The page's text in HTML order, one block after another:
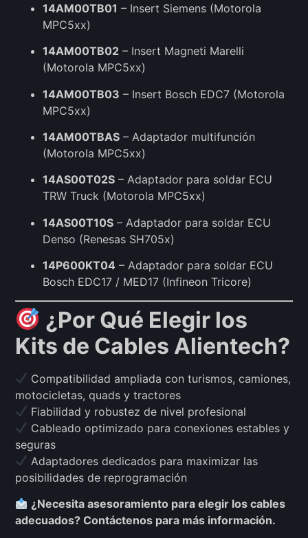
14AM00TB01 – Insert Siemens (Motorola
MPC5xx)
14AM00TB02 – Insert Magneti Marelli
(Motorola MPC5xx)
14AM00TB03 – Insert Bosch EDC7 (Motorola
MPC5xx)
14AM00TBAS – Adaptador multifunción
(Motorola MPC5xx)
14AS00T02S – Adaptador para soldar ECU
TRW Truck (Motorola MPC5xx)
14AS00T10S – Adaptador para soldar ECU
Denso (Renesas SH705x)
14P600KT04 – Adaptador para soldar ECU
Bosch EDC17 / MED17 (Infineon Tricore)
¿Por Qué Elegir los
Kits de Cables Alientech?
Compatibilidad ampliada con turismos, camiones,
motocicletas, quads y tractores
Fiabilidad y robustez de nivel profesional
Cableado optimizado para conexiones estables y
seguras
Adaptadores dedicados para maximizar las
posibilidades de reprogramación
¿Necesita asesoramiento para elegir los cables
adecuados? Contáctenos para más información.